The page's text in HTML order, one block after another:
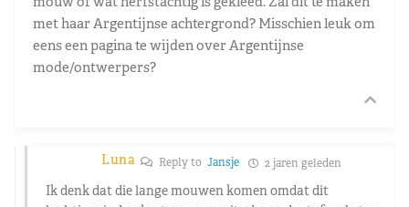
met haar Argentijnse achtergrond? Misschien leuk om
eens een pagina te wijden over Argentijnse
mode/ontwerpers?
Luna Reply to Jansje 2 jaren geleden
Ik denk dat die lange mouwen komen omdat dit